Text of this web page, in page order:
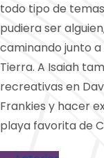
todo tipo de
pudiera ser
caminando junto
Tierra. A Isaiah
recreativas en
Frankies y hacer
playa favorita de